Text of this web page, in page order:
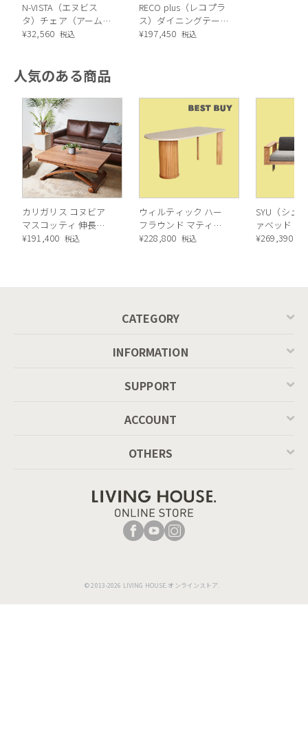
N-VISTA（エヌビス
タ）チェア（アーム
有）オリーブ
¥32,560 税込
RECO plus（レコプラ
ス）ダイニングテーブ
ル セラミック（トラ
¥197,450 税込
人気のある商品
カリガリス コヌビア
マスコッティ 伸長・
昇降式テーブル ／
¥191,400 税込
ウィルティック ハー
フラウンド マティエ
ラ塗装 ダイニングテ
¥228,800 税込
SYU（シュ
ァベッド（
ル）190cm
¥269,390
CATEGORY
INFORMATION
SUPPORT
ACCOUNT
OTHERS
© 2013-2026 LIVING HOUSE.オンラインストア.